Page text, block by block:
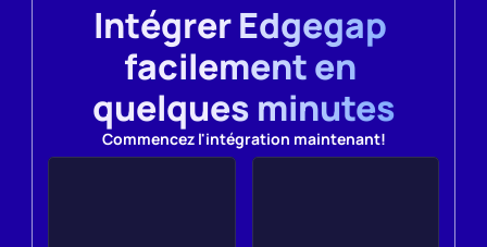
Intégrer Edgegap
facilement en
quelques minutes
Commencez l'intégration maintenant!